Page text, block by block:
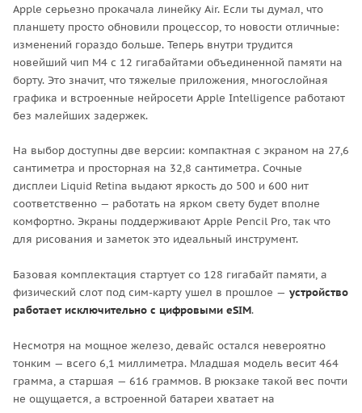
Apple серьезно прокачала линейку Air. Если ты думал, что
планшету просто обновили процессор, то новости отличные:
изменений гораздо больше. Теперь внутри трудится
новейший чип M4 с 12 гигабайтами объединенной памяти на
борту. Это значит, что тяжелые приложения, многослойная
графика и встроенные нейросети Apple Intelligence работают
без малейших задержек.
На выбор доступны две версии: компактная с экраном на 27,6
сантиметра и просторная на 32,8 сантиметра. Сочные
дисплеи Liquid Retina выдают яркость до 500 и 600 нит
соответственно — работать на ярком свету будет вполне
комфортно. Экраны поддерживают Apple Pencil Pro, так что
для рисования и заметок это идеальный инструмент.
Базовая комплектация стартует со 128 гигабайт памяти, а
физический слот под сим-карту ушел в прошлое — устройство
работает исключительно с цифровыми eSIM.
Несмотря на мощное железо, девайс остался невероятно
тонким — всего 6,1 миллиметра. Младшая модель весит 464
грамма, а старшая — 616 граммов. В рюкзаке такой вес почти
не ощущается, а встроенной батареи хватает на